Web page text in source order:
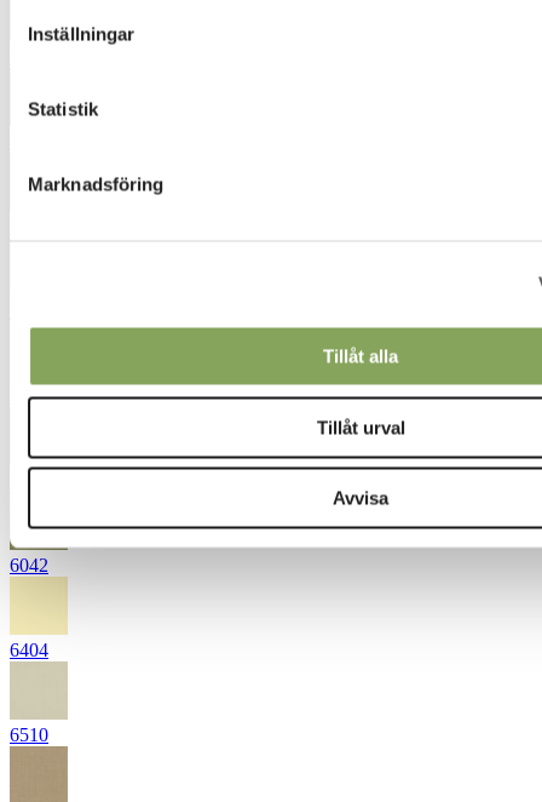
Inställningar
Statistik
Marknadsföring
Tillåt alla
Tillåt urval
Avvisa
5421
6042
6404
6510